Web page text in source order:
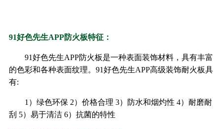
91好色先生APP防火板特征：
91好色先生APP防火板是一种表面装饰材料，具有丰富
的色彩和各种表面纹理。91好色先生APP高级装饰耐火板具
有:
1）绿色环保 2）价格合理 3）防水和烟灼性 4）耐磨耐
刮 5）易于清洁 6）抗菌的特性